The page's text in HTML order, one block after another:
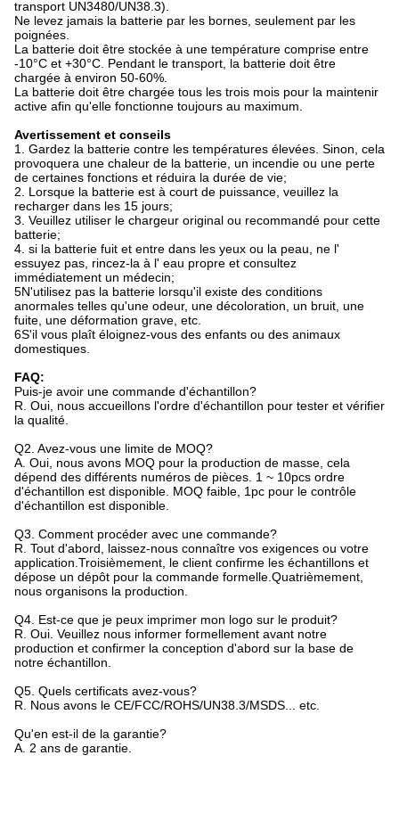
transport UN3480/UN38.3).
Ne levez jamais la batterie par les bornes, seulement par les
poignées.
La batterie doit être stockée à une température comprise entre
-10°C et +30°C. Pendant le transport, la batterie doit être
chargée à environ 50-60%.
La batterie doit être chargée tous les trois mois pour la maintenir
active afin qu'elle fonctionne toujours au maximum.
Avertissement et conseils
1. Gardez la batterie contre les températures élevées. Sinon, cela
provoquera une chaleur de la batterie, un incendie ou une perte
de certaines fonctions et réduira la durée de vie;
2. Lorsque la batterie est à court de puissance, veuillez la
recharger dans les 15 jours;
3. Veuillez utiliser le chargeur original ou recommandé pour cette
batterie;
4. si la batterie fuit et entre dans les yeux ou la peau, ne l'
essuyez pas, rincez-la à l' eau propre et consultez
immédiatement un médecin;
5N'utilisez pas la batterie lorsqu'il existe des conditions
anormales telles qu'une odeur, une décoloration, un bruit, une
fuite, une déformation grave, etc.
6S'il vous plaît éloignez-vous des enfants ou des animaux
domestiques.
FAQ:
Puis-je avoir une commande d'échantillon?
R. Oui, nous accueillons l'ordre d'échantillon pour tester et vérifier
la qualité.
Q2. Avez-vous une limite de MOQ?
A. Oui, nous avons MOQ pour la production de masse, cela
dépend des différents numéros de pièces. 1 ~ 10pcs ordre
d'échantillon est disponible. MOQ faible, 1pc pour le contrôle
d'échantillon est disponible.
Q3. Comment procéder avec une commande?
R. Tout d'abord, laissez-nous connaître vos exigences ou votre
application.Troisièmement, le client confirme les échantillons et
dépose un dépôt pour la commande formelle.Quatrièmement,
nous organisons la production.
Q4. Est-ce que je peux imprimer mon logo sur le produit?
R. Oui. Veuillez nous informer formellement avant notre
production et confirmer la conception d'abord sur la base de
notre échantillon.
Q5. Quels certificats avez-vous?
R. Nous avons le CE/FCC/ROHS/UN38.3/MSDS... etc.
Qu'en est-il de la garantie?
A. 2 ans de garantie.